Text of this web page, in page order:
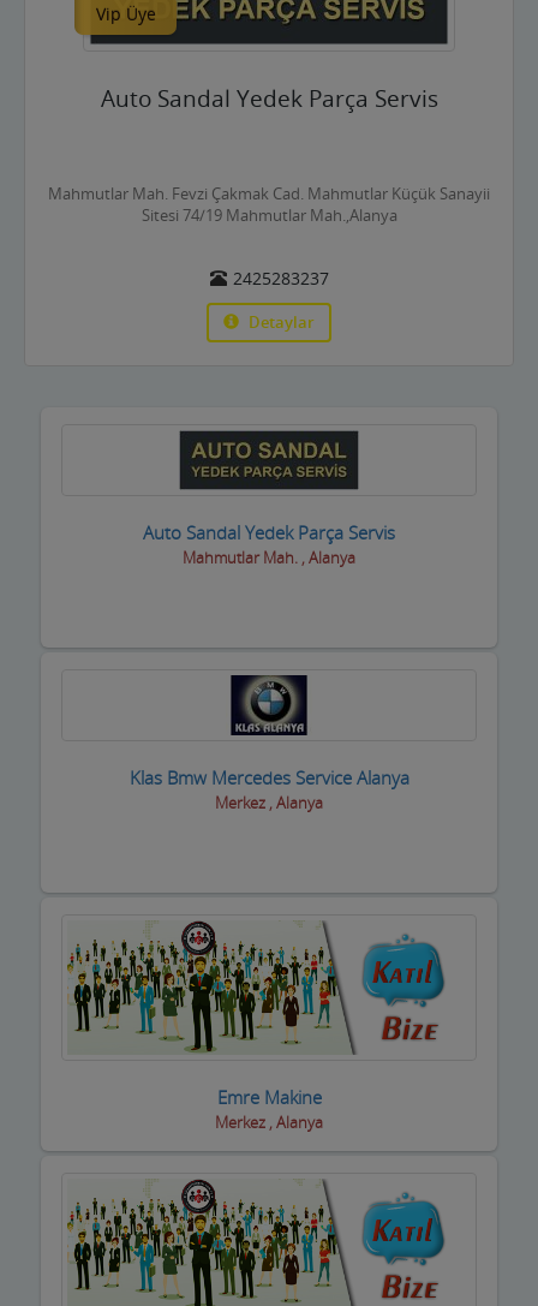
Ayakkabıcılar ve Çantacılar
Bar Disko Cafe
Bayan Kuaför Salonları
Beyaz Eşya Teknik Servisler
Bisiklet Satış ve Tamircisi
Çay Ocakları
Çelik Kapı Firmaları
Çevre ve Su Arıtma
Çiğ Köfte Firmaları
Dekorasyon Firmaları
Demir ve Ferforje Ürünleri
Deniz Ürün ve Malzemeleri
Vip Üye
Auto Sandal Yedek Parça Servis
Mahmutlar Mah. Fevzi Çakmak Cad. Mahmutlar Küçük Sanayii
Sitesi 74/19 Mahmutlar Mah.,Alanya
2425283237
Detaylar
Auto Sandal Yedek Parça Servis
Mahmutlar Mah. , Alanya
Klas Bmw Mercedes Service Alanya
Merkez , Alanya
Emre Makine
Merkez , Alanya